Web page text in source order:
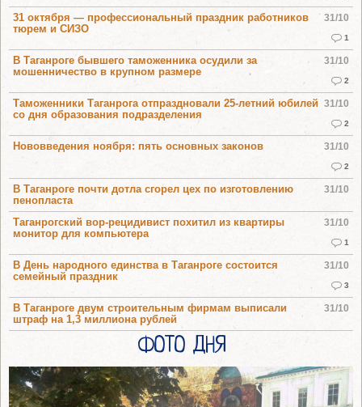
31/10
1
31 октября — профессиональный праздник работников
тюрем и СИЗО
31/10
2
В Таганроге бывшего таможенника осудили за
мошенничество в крупном размере
31/10
2
Таможенники Таганрога отпраздновали 25-летний юбилей
со дня образования подразделения
31/10
2
Нововведения ноября: пять основных законов
31/10
В Таганроге почти дотла сгорел цех по изготовлению
пенопласта
31/10
1
Таганрогский вор-рецидивист похитил из квартиры
монитор для компьютера
31/10
3
В День народного единства в Таганроге состоится
семейный праздник
31/10
В Таганроге двум строительным фирмам выписали
штраф на 1,3 миллиона рублей
ФОТО ДНЯ